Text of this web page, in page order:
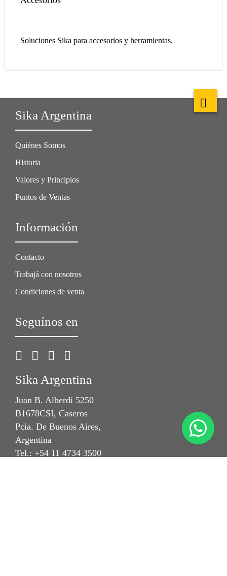
Soluciones Sika para accesorios y herramientas.
Sika Argentina
Quiénes Somos
Historia
Valores y Principios
Puntos de Ventas
Información
Contacto
Trabajá con nosotros
Condiciones de venta
Seguínos en
Sika Argentina
Juan B. Alberdi 5250
B1678CSI, Caseros
Pcia. De Buenos Aires,
Argentina
Tel.: +54 11 4734 3500